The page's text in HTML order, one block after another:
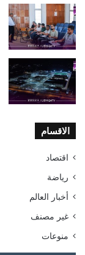
الاقسام
اقتصاد
رياضة
أخبار العالم
غير مصنف
منوعات